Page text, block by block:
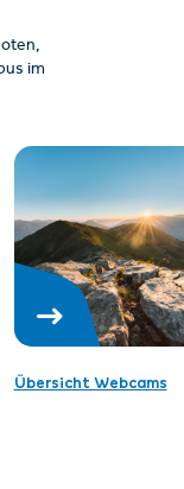
im
Übersicht Webcams